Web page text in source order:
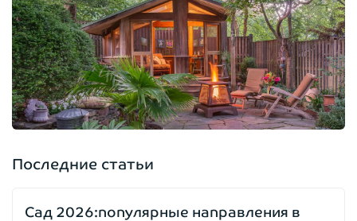
Последние статьи
Сад 2026:популярные направления в